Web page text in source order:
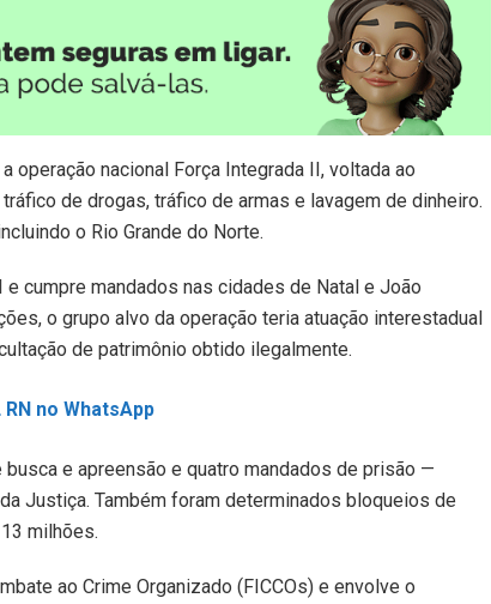
operação nacional Força Integrada II, voltada ao
de drogas, tráfico de armas e lavagem de dinheiro.
o Rio Grande do Norte.
cumpre mandados nas cidades de Natal e João
o grupo alvo da operação teria atuação interestadual
de patrimônio obtido ilegalmente.
no WhatsApp
e apreensão e quatro mandados de prisão —
Justiça. Também foram determinados bloqueios de
milhões.
ao Crime Organizado (FICCOs) e envolve o